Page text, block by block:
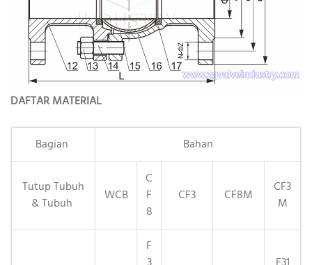
DAFTAR MATERIAL
Bagian Bahan
Tutup Tubuh
& Tubuh
WCB
C
F
8
CF3 CF8M
CF3
M
F